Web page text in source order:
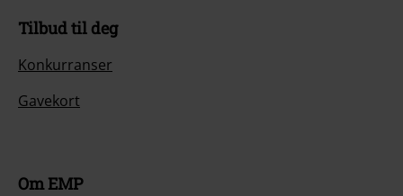
Tilbud til deg
Konkurranser
Gavekort
Om EMP